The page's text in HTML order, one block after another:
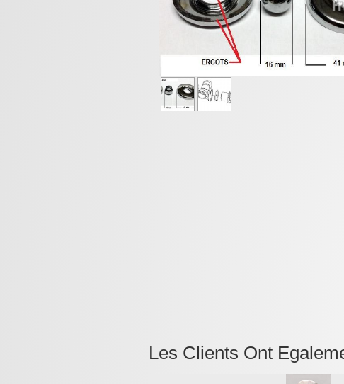
Les Clients Ont